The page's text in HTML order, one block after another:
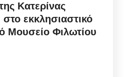
Κατερίνας
εκκλησιαστικό
Μουσείο Φιλωτίου